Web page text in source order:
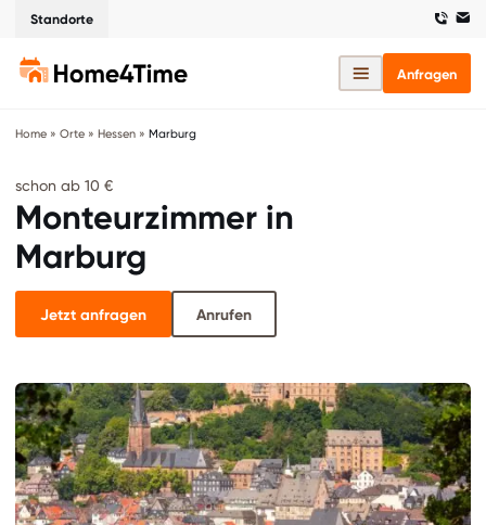
Standorte
Anfragen
Home » Orte » Hessen » Marburg
schon ab 10 €
Monteurzimmer in
Marburg
Jetzt anfragen Anrufen